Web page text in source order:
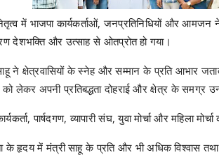
में भाजपा कार्यकर्ताओं, जनप्रतिनिधियों और आमजन
देशभक्ति और उत्साह से ओतप्रोत हो गया।
ने क्षेत्रवासियों के स्नेह और सम्मान के प्रति आभार
लेकर अपनी प्रतिबद्धता दोहराई और क्षेत्र के समग्र
पार्षदगण, व्यापारी संघ, युवा मोर्चा और महिला
हृदय में मंत्री साहू के प्रति और भी अधिक विश्वास तथा